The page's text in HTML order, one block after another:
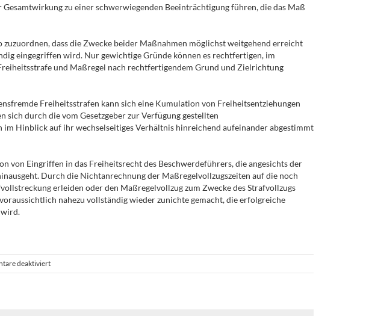
zu einer schwerwiegenden Beeinträchtigung führen, die das Maß
dass die Zwecke beider Maßnahmen möglichst weitgehend erreicht
eingegriffen wird. Nur gewichtige Gründe können es rechtfertigen, im
und Maßregel nach rechtfertigendem Grund und Zielrichtung
Freiheitsstrafen kann sich eine Kumulation von Freiheitsentziehungen
durch die vom Gesetzgeber zur Verfügung gestellten
Hinblick auf ihr wechselseitiges Verhältnis hinreichend aufeinander abgestimmt
von Eingriffen in das Freiheitsrecht des Beschwerdeführers, die angesichts der
Durch die Nichtanrechnung der Maßregelvollzugszeiten auf die noch
erleiden oder den Maßregelvollzug zum Zwecke des Strafvollzugs
nahezu vollständig wieder zunichte gemacht, die erfolgreiche
wird.
deaktiviertfür
Ausschluss